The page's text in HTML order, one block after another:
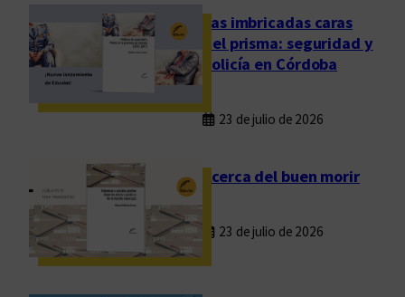
Las imbricadas caras
del prisma: seguridad y
policía en Córdoba
23 de julio de 2026
Acerca del buen morir
23 de julio de 2026